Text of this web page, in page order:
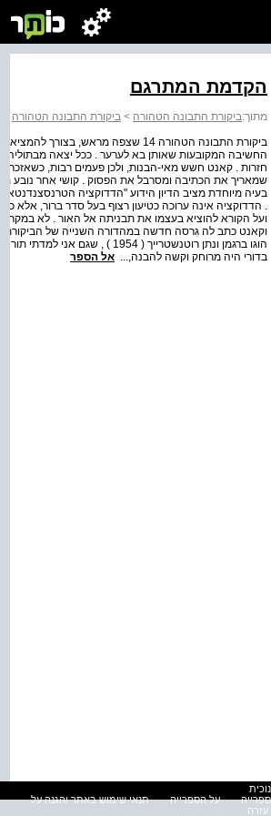
הקדמת המתרגם
מתוך:ביקורת התבונה הטהורה > ביקורת התבונה הטהורה
החשיבה המקובעות שאותן בא לערער . ככל יצאה מבתוליה
חזרות . קאנט חשש מאי-הבנות, ולכן פעמים רבות, כשאזכר
שמאריך את הכתיבה ומסרבל את הפסוק . קושי אחר נובע
בעיה מיוחדת מציב הדיון הידוע "הדדוקציה
. הדדוקציה אינה ערוכה כטיעון רצוף בעל סדר ברור, אלא
ועל הקורא להוציא בעצמו את תבניתה אל האור . לא
וקאנט כתב לה גִרסה חדשה במהדורה השנייה של הביקורת
הוגו ברגמן ונתן רוטנשטרייך (
בדורי היה מרוחק וקשה להבנה,... אל הספר
על הספרייה
תנאי שימוש באתר והגנה על
עזרה